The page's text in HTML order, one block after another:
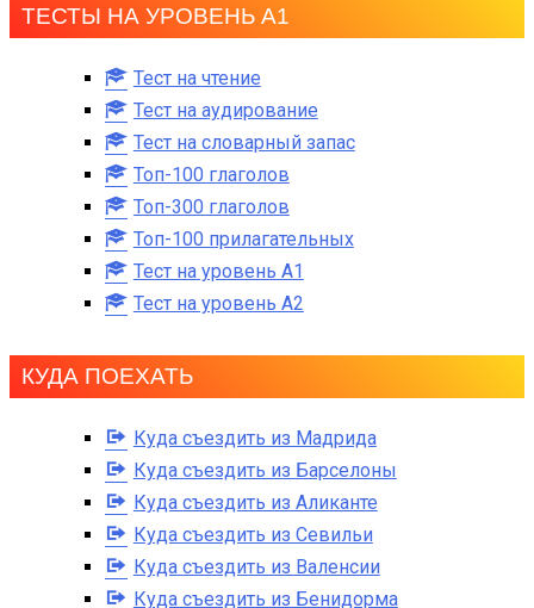
ТЕСТЫ НА УРОВЕНЬ А1
Тест на чтение
Тест на аудирование
Тест на словарный запас
Топ-100 глаголов
Топ-300 глаголов
Топ-100 прилагательных
Тест на уровень A1
Тест на уровень A2
КУДА ПОЕХАТЬ
Куда съездить из Мадрида
Куда съездить из Барселоны
Куда съездить из Аликанте
Куда съездить из Севильи
Куда съездить из Валенсии
Куда съездить из Бенидорма